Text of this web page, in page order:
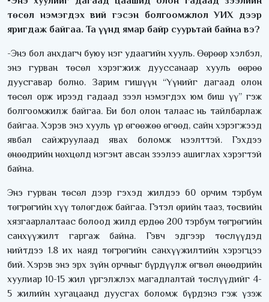
төсөл нэмэгдэх вий гэсэн болгоомжлол УИХ дээр
яригдаж байгаа. Та үүнд ямар байр суурьтай байна вэ?
-Энэ бол анхдагч буюу нэг удаагийн хууль. Өөрөөр хэлбэл,
энэ гурван төсөл хэрэгжиж дууссанаар хууль өөрөө
дуусгавар болно. Зарим гишүүн “Үүнийг дагаад олон
төсөл орж ирээд гадаад зээл нэмэгдэх юм биш үү” гэж
болгоомжилж байгаа. Би бол олон талаас нь тайлбарлаж
байгаа. Хэрэв энэ хууль үр өгөөжөө өгөөд, сайн хэрэгжээд
явбал сайжруулаад явах боломж нээлттэй. Гэхдээ
өнөөдрийн нөхцөлд нэгэнт авсан зээлээ ашиглах хэрэгтэй
байна.
Энэ гурван төсөл дээр гэхэд жилдээ 60 орчим тэрбум
төгрөгийн хүү төлөгдөж байгаа. Гэтэл өрийн тааз, төсвийн
хязгаарлалтаас болоод жилд ердөө 200 тэрбум төгрөгийн
санхүүжилт гаргаж байна. Гэвч эдгээр төслүүдэд
нийтдээ 1.8 их наяд төгрөгийн санхүүжилтийн хэрэгцээ
бий. Хэрэв энэ эрх зүйн орчныг бүрдүүлж өгвөл өнөөдрийн
хуулиар 10-15 жил үргэлжлэх магадлалтай төслүүдийг 4-
5 жилийн хугацаанд дуусгах боломж бүрдэнэ гэж үзэж